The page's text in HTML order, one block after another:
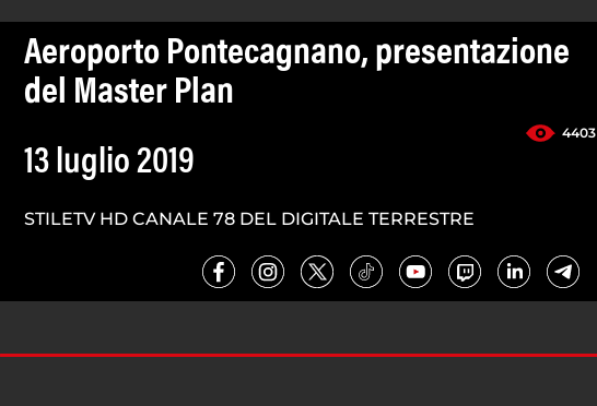
Aeroporto Pontecagnano, presentazione
del Master Plan
4403
13 luglio 2019
STILETV HD CANALE 78 DEL DIGITALE TERRESTRE